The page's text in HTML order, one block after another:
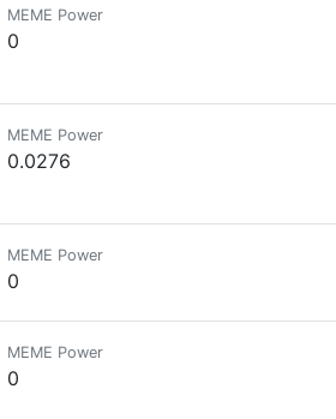
MEME Power
0
MEME Power
0.0276
MEME Power
0
MEME Power
0